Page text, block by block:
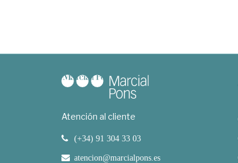
Atención al cliente
(+34) 91 304 33 03
atencion@marcialpons.es